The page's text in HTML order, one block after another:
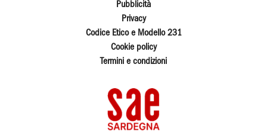
Pubblicità
Privacy
Codice Etico e Modello 231
Cookie policy
Termini e condizioni